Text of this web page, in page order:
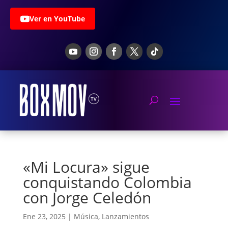
Ver en YouTube
«Mi Locura» sigue
conquistando Colombia
con Jorge Celedón
Ene 23, 2025 | Música, Lanzamientos